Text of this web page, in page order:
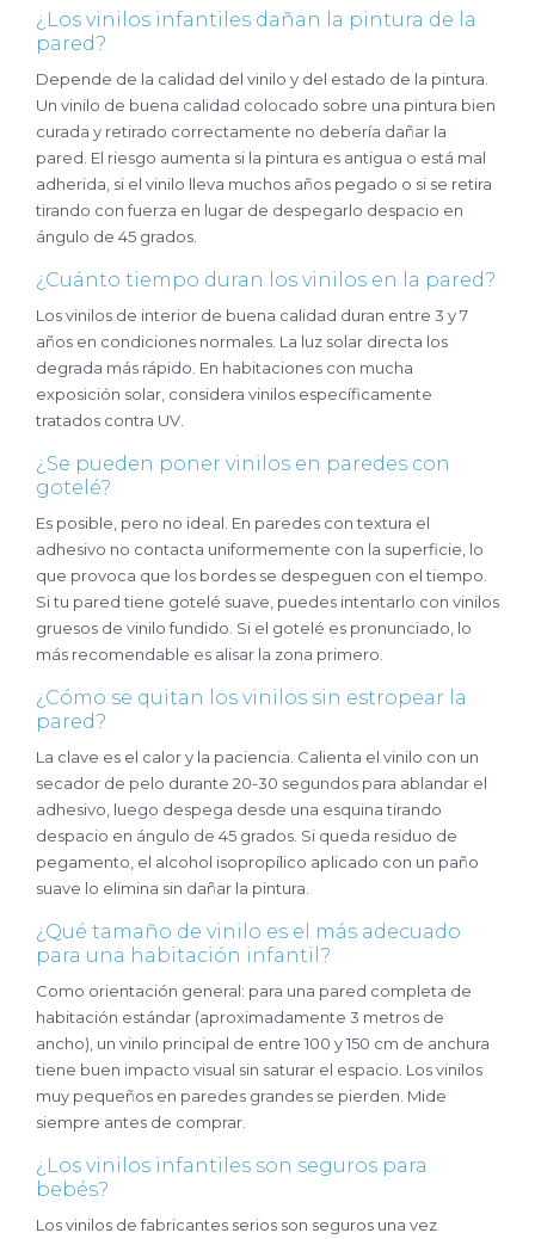
¿Los vinilos infantiles dañan la pintura de la
pared?
Depende de la calidad del vinilo y del estado de la pintura.
Un vinilo de buena calidad colocado sobre una pintura bien
curada y retirado correctamente no debería dañar la
pared. El riesgo aumenta si la pintura es antigua o está mal
adherida, si el vinilo lleva muchos años pegado o si se retira
tirando con fuerza en lugar de despegarlo despacio en
ángulo de 45 grados.
¿Cuánto tiempo duran los vinilos en la pared?
Los vinilos de interior de buena calidad duran entre 3 y 7
años en condiciones normales. La luz solar directa los
degrada más rápido. En habitaciones con mucha
exposición solar, considera vinilos específicamente
tratados contra UV.
¿Se pueden poner vinilos en paredes con
gotelé?
Es posible, pero no ideal. En paredes con textura el
adhesivo no contacta uniformemente con la superficie, lo
que provoca que los bordes se despeguen con el tiempo.
Si tu pared tiene gotelé suave, puedes intentarlo con vinilos
gruesos de vinilo fundido. Si el gotelé es pronunciado, lo
más recomendable es alisar la zona primero.
¿Cómo se quitan los vinilos sin estropear la
pared?
La clave es el calor y la paciencia. Calienta el vinilo con un
secador de pelo durante 20-30 segundos para ablandar el
adhesivo, luego despega desde una esquina tirando
despacio en ángulo de 45 grados. Si queda residuo de
pegamento, el alcohol isopropílico aplicado con un paño
suave lo elimina sin dañar la pintura.
¿Qué tamaño de vinilo es el más adecuado
para una habitación infantil?
Como orientación general: para una pared completa de
habitación estándar (aproximadamente 3 metros de
ancho), un vinilo principal de entre 100 y 150 cm de anchura
tiene buen impacto visual sin saturar el espacio. Los vinilos
muy pequeños en paredes grandes se pierden. Mide
siempre antes de comprar.
¿Los vinilos infantiles son seguros para
bebés?
Los vinilos de fabricantes serios son seguros una vez